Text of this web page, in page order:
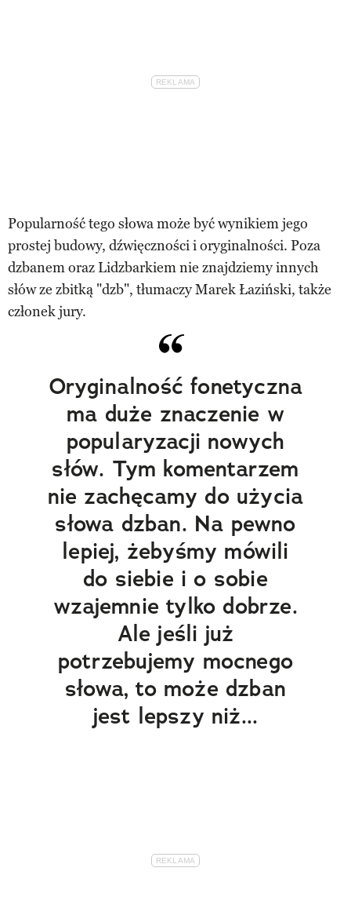
Popularność tego słowa może być wynikiem jego
prostej budowy, dźwięczności i oryginalności. Poza
dzbanem oraz Lidzbarkiem nie znajdziemy innych
słów ze zbitką "dzb", tłumaczy Marek Łaziński, także
członek jury.
Oryginalność fonetyczna
ma duże znaczenie w
popularyzacji nowych
słów. Tym komentarzem
nie zachęcamy do użycia
słowa dzban. Na pewno
lepiej, żebyśmy mówili
do siebie i o sobie
wzajemnie tylko dobrze.
Ale jeśli już
potrzebujemy mocnego
słowa, to może dzban
jest lepszy niż...